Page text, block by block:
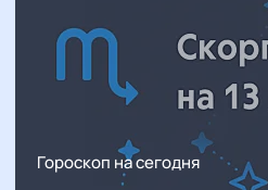
Гороскоп на сегодня